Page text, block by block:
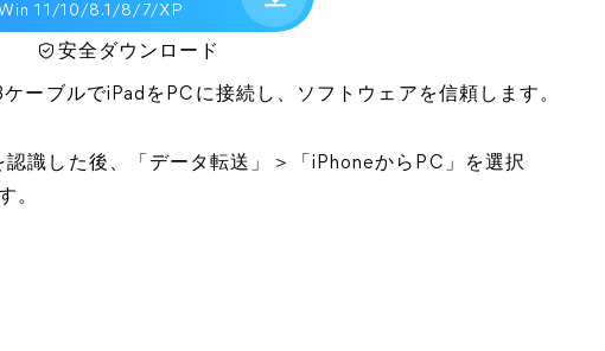
11/10/8.1/8/7/XP
安全ダウンロード
ーブルでiPadをPCに接続し、ソフトウェアを信頼します。
識した後、「データ転送」＞「iPhoneからPC」を選択
。